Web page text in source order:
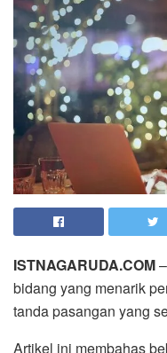
ISTNAGARUDA.COM
bidang yang menarik
tanda pasangan yang
Artikel ini membahas